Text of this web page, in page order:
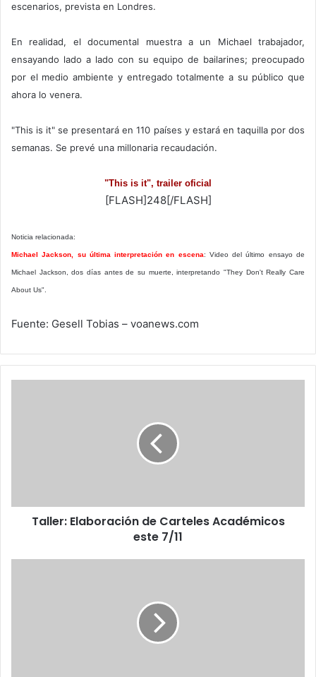
escenarios, prevista en Londres.
En realidad, el documental muestra a un Michael trabajador,
ensayando lado a lado con su equipo de bailarines; preocupado
por el medio ambiente y entregado totalmente a su público que
ahora lo venera.
"This is it" se presentará en 110 países y estará en taquilla por dos
semanas. Se prevé una millonaria recaudación.
"This is it", trailer oficial
[FLASH]248[/FLASH]
Noticia relacionada:
Michael Jackson, su última interpretación en escena: Video del último ensayo de
Michael Jackson, dos días antes de su muerte, interpretando "They Don't Really Care
About Us".
Fuente: Gesell Tobias – voanews.com
Taller: Elaboración de Carteles Académicos
este 7/11